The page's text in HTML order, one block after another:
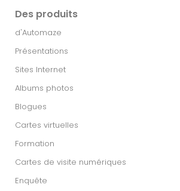
Des produits
d'Automaze
Présentations
Sites Internet
Albums photos
Blogues
Cartes virtuelles
Formation
Cartes de visite numériques
Enquête